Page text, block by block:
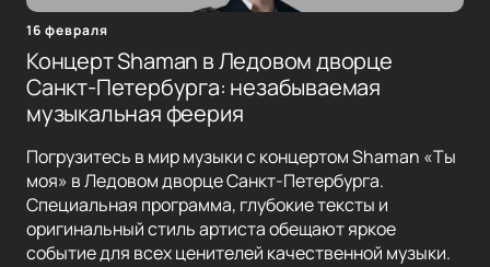
16 февраля
Концерт Shaman в Ледовом дворце
Санкт-Петербурга: незабываемая
музыкальная феерия
Погрузитесь в мир музыки с концертом Shaman «Ты
моя» в Ледовом дворце Санкт-Петербурга.
Специальная программа, глубокие тексты и
оригинальный стиль артиста обещают яркое
событие для всех ценителей качественной музыки.